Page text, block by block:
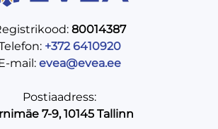
80014387
+372 6410920
mail: evea@evea.ee
Postiaadress:
7-9, 10145 Tallinn